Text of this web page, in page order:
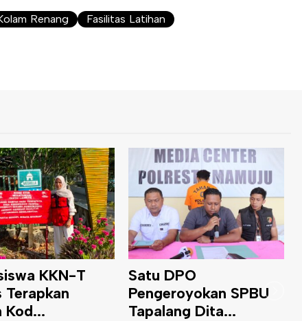
Renang Fasilitas Latihan
SPBU
Dita...
Dinas ESDM Sulbar
Siap Perkuat
Integrasi...